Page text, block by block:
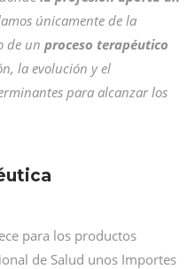
únicamente de la
de un proceso terapéutico
la evolución y el
para alcanzar los
para los productos
de Salud unos Importes